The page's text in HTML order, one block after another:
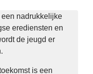
nadrukkelijke
erediensten en
de jeugd er
is een